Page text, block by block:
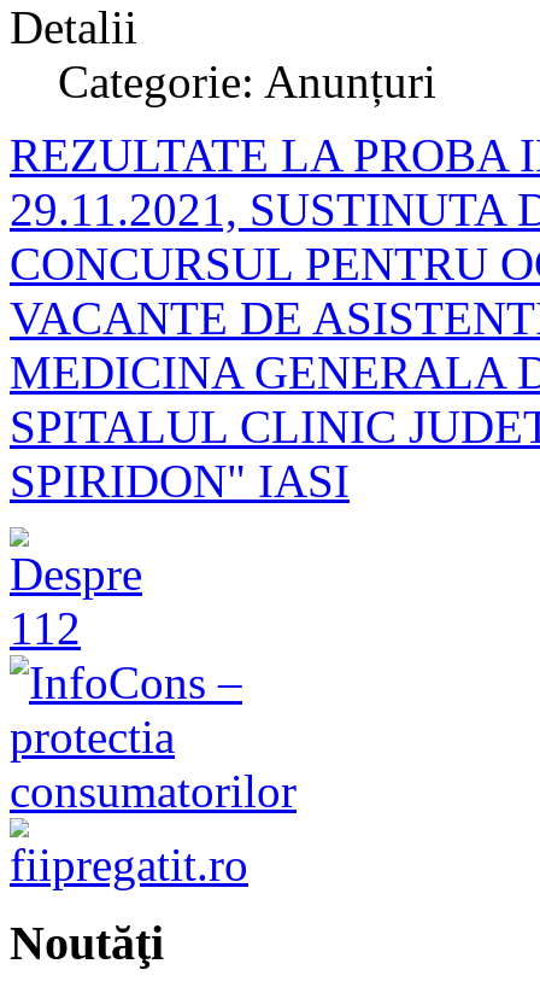
Detalii
Categorie: Anunțuri
REZULTATE LA PROBA
29.11.2021,
CONCURSUL PENTRU
VACANTE DE
MEDICINA GENERALA
SPITALUL CLINIC
SPIRIDON" IASI
Noutăţi